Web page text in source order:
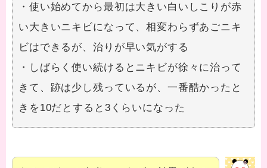
・使い始めてから最初は大きい白いしこりが赤
い大きいニキビになって、相変わらずあごニキ
ビはできるが、治りが早い気がする
・しばらく使い続けるとニキビが徐々に治って
きて、跡は少し残っているが、一番酷かったと
きを10だとすると3くらいになった